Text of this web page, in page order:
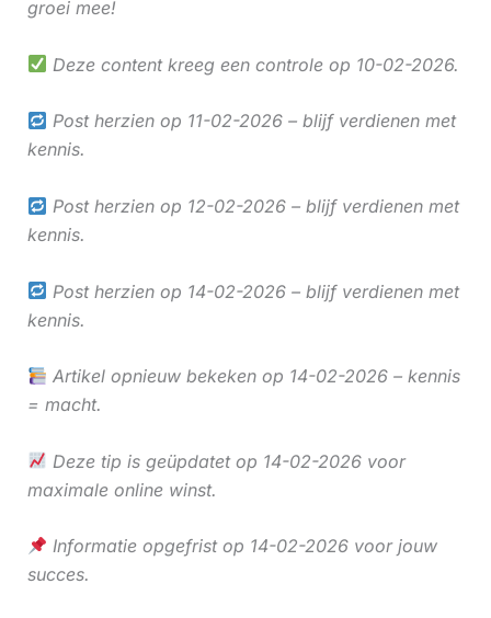
groei mee!
Deze content kreeg een controle op 10-02-2026.
Post herzien op 11-02-2026 – blijf verdienen met
kennis.
Post herzien op 12-02-2026 – blijf verdienen met
kennis.
Post herzien op 14-02-2026 – blijf verdienen met
kennis.
Artikel opnieuw bekeken op 14-02-2026 – kennis
= macht.
Deze tip is geüpdatet op 14-02-2026 voor
maximale online winst.
Informatie opgefrist op 14-02-2026 voor jouw
succes.